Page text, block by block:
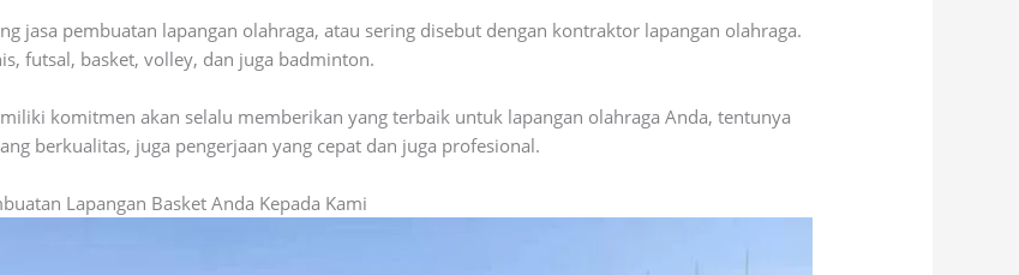
jasa pembuatan lapangan olahraga, atau sering disebut dengan kontraktor lapangan olahraga.
futsal, basket, volley, dan juga badminton.
komitmen akan selalu memberikan yang terbaik untuk lapangan olahraga Anda, tentunya
berkualitas, juga pengerjaan yang cepat dan juga profesional.
Lapangan Basket Anda Kepada Kami